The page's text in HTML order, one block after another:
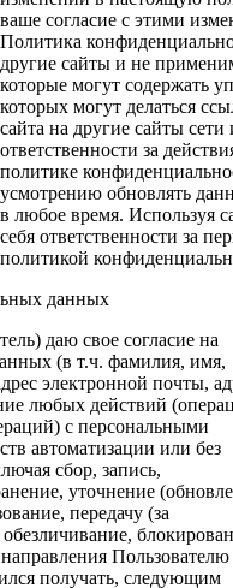
ваше согласие с этими
Политика
другие сайты и не
которые могут содержать
которых могут делаться
сайта на другие сайты
ответственности за
политике
усмотрению обновлять
в любое время. Используя
себя ответственности за
политикой
данных
даю свое согласие на
(в т.ч. фамилия, имя,
электронной почты,
любых действий
с персональными
автоматизации или без
сбор, запись,
уточнение
передачу (за
Пользователю
получать, следующим